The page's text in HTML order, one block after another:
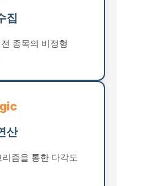
집
종목의 비정형
산
즘을 통한 다각도